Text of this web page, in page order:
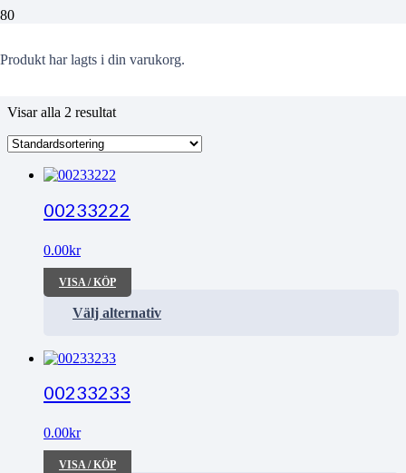
Produkt har lagts i din varukorg.
Solförmörkelse
Visar alla 2 resultat
00233222
0.00kr
VISA / KÖP
Välj alternativ
00233233
0.00kr
VISA / KÖP